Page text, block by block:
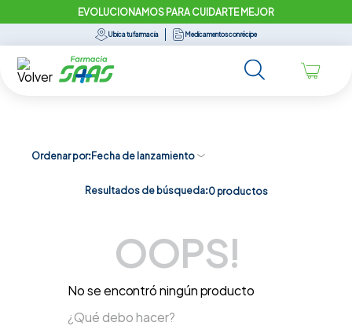
EVOLUCIONAMOS PARA CUIDARTE MEJOR
Ubica tu farmacia Medicamentos con récipe
Ordenar por Fecha de lanzamiento
Resultados de búsqueda:0 productos
OOPS!
No se encontró ningún producto
¿Qué debo hacer?